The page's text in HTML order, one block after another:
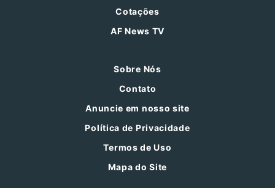
Cotações
AF News TV
Sobre Nós
Contato
Anuncie em nosso site
Política de Privacidade
Termos de Uso
Mapa do Site